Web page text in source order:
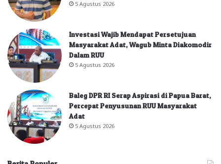
5 Agustus 2026
Investasi Wajib Mendapat Persetujuan
Masyarakat Adat, Wagub Minta Diakomodir
Dalam RUU
5 Agustus 2026
Baleg DPR RI Serap Aspirasi di Papua Barat,
Percepat Penyusunan RUU Masyarakat
Adat
5 Agustus 2026